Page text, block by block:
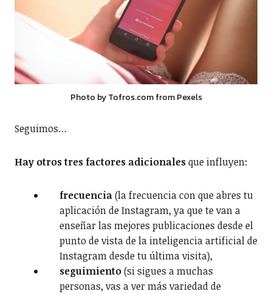
Photo by Tofros.com from Pexels
Seguimos…
Hay otros tres factores adicionalesque influyen:
frecuencia(la frecuencia con que abres tu
aplicación de Instagram, ya que te van a
enseñar las mejores publicaciones desde el
punto de vista de la inteligencia artificial de
Instagram desde tu última visita),
seguimiento(si sigues a muchas
personas, vas a ver más variedad de